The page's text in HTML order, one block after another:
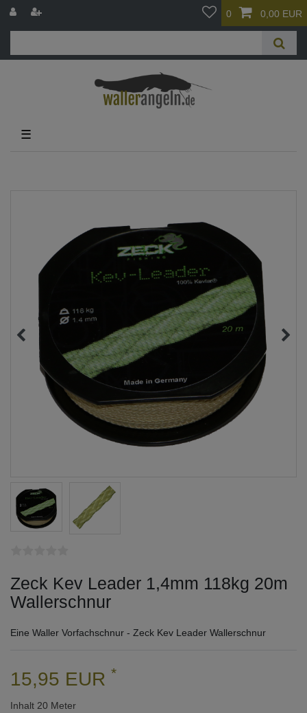
0 0,00 EUR
☰
Zeck Kev Leader 1,4mm 118kg 20m
Wallerschnur
Eine Waller Vorfachschnur - Zeck Kev Leader Wallerschnur
15,95 EUR *
Inhalt 20 Meter